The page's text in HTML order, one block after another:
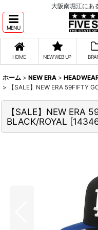
大阪南堀江にあ
MENU
HOME NEW WEB UP
ホーム > NEW ERA >
>
【SALE】NEW ERA 59FIFTY
【SALE】NEW ERA
BLACK/ROYAL [